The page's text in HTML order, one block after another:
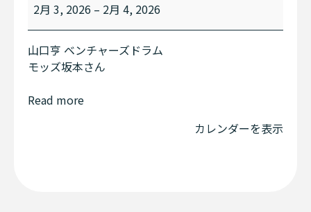
2月 3, 2026 – 2月 4, 2026
山口亨 ベンチャーズドラム
モッズ坂本さん
Read more
カレンダーを表示